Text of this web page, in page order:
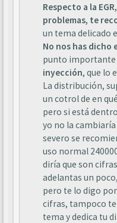
Respecto a la
problemas, te
un tema delicado
No nos has dicho
punto importante
inyección, que lo
La distribución,
un cotrol de en
pero si está
yo no la cambiaría
severo se
uso normal
diría que son
adelantas un
pero te lo digo
cifras, tampoco
tema y dedica tu